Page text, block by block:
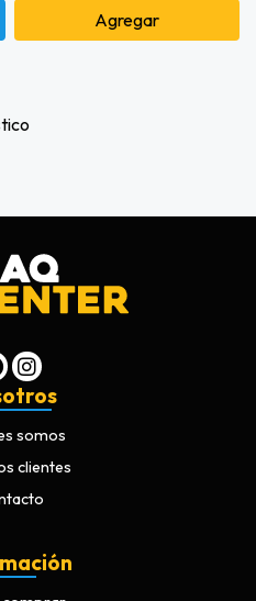
Agregar
somos
clientes